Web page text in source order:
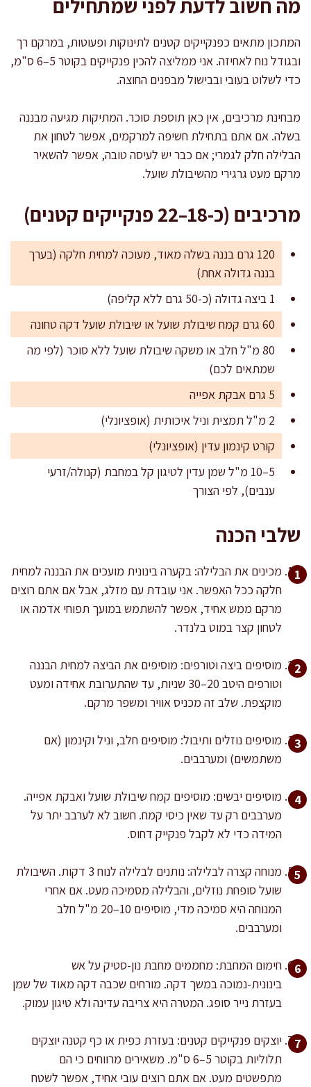
מה חשוב לדעת לפני שמתחילים
המתכון מתאים כפנקייקים קטנים לתינוקות ופעוטות, במרקם רך
ובגודל נוח לאחיזה. אני ממליצה להכין פנקייקים בקוטר 5–6 ס"מ,
כדי לשלוט בעובי ובבישול מבפנים החוצה.
מבחינת מרכיבים, אין כאן תוספת סוכר. המתיקות מגיעה מבננה
בשלה. אם אתם בתחילת חשיפה למרקמים, אפשר לטחון את
הבלילה חלק לגמרי; אם כבר יש לעיסה טובה, אפשר להשאיר
מרקם מעט גרגירי מהשיבולת שועל.
מרכיבים (כ-18–22 פנקייקים קטנים)
120 גרם בננה בשלה מאוד, מעוכה למחית חלקה (בערך
בננה גדולה אחת)
1 ביצה גדולה (כ-50 גרם ללא קליפה)
60 גרם קמח שיבולת שועל או שיבולת שועל דקה טחונה
80 מ"ל חלב או משקה שיבולת שועל ללא סוכר (לפי מה
שמתאים לכם)
5 גרם אבקת אפייה
2 מ"ל תמצית וניל איכותית (אופציונלי)
קורט קינמון עדין (אופציונלי)
5–10 מ"ל שמן עדין לטיגון קל במחבת (קנולה/זרעי
ענבים), לפי הצורך
שלבי הכנה
מכינים את הבלילה: בקערה בינונית מועכים את הבננה למחית
חלקה ככל האפשר. אני עובדת עם מזלג, אבל אם אתם רוצים
מרקם ממש אחיד, אפשר להשתמש במועך תפוחי אדמה או
לטחון קצר במוט בלנדר.
מוסיפים ביצה וטורפים: מוסיפים את הביצה למחית הבננה
וטורפים היטב 20–30 שניות, עד שהתערובת אחידה ומעט
מוקצפת. שלב זה מכניס אוויר ומשפר מרקם.
מוסיפים נוזלים ותיבול: מוסיפים חלב, וניל וקינמון (אם
משתמשים) ומערבבים.
מוסיפים יבשים: מוסיפים קמח שיבולת שועל ואבקת אפייה.
מערבבים רק עד שאין כיסי קמח. חשוב לא לערבב יתר על
המידה כדי לא לקבל פנקייק דחוס.
מנוחה קצרה לבלילה: נותנים לבלילה לנוח 3 דקות. השיבולת
שועל סופחת נוזלים, והבלילה מסמיכה מעט. אם אחרי
המנוחה היא סמיכה מדי, מוסיפים 10–20 מ"ל חלב
ומערבבים.
חימום המחבת: מחממים מחבת נון-סטיק על אש
בינונית-נמוכה במשך דקה. מורחים שכבה דקה מאוד של שמן
בעזרת נייר סופג. המטרה היא צריבה עדינה ולא טיגון עמוק.
יוצקים פנקייקים קטנים: בעזרת כפית או כף קטנה יוצקים
תלוליות בקוטר 5–6 ס"מ. משאירים מרווחים כי הם
מתפשטים מעט. אם אתם רוצים עובי אחיד, אפשר לשטח